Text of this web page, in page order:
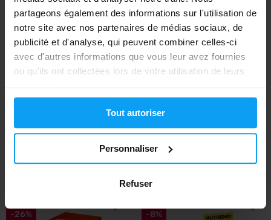
partageons également des informations sur l'utilisation de
notre site avec nos partenaires de médias sociaux, de
publicité et d'analyse, qui peuvent combiner celles-ci
avec d'autres informations que vous leur avez fournies
ou qu'ils ont collectées lors de votre utilisation de leurs
services.
Tout autoriser
Personnaliser
Refuser
Nutrend
Carnitine 3000 Shot 20 x 60 ml
25€
-24%
2x Électrolytes Hydralyte 500 g
+ Servie...
25,98€ 33,97€
-26% -8%